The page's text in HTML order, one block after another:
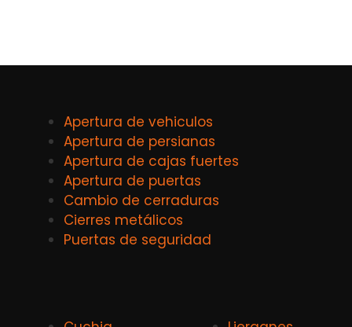
Apertura de vehiculos
Apertura de persianas
Apertura de cajas fuertes
Apertura de puertas
Cambio de cerraduras
Cierres metálicos
Puertas de seguridad